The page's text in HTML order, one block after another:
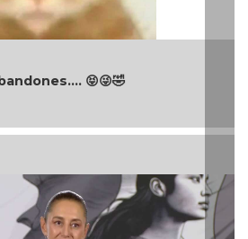
La mañanera de Claudia